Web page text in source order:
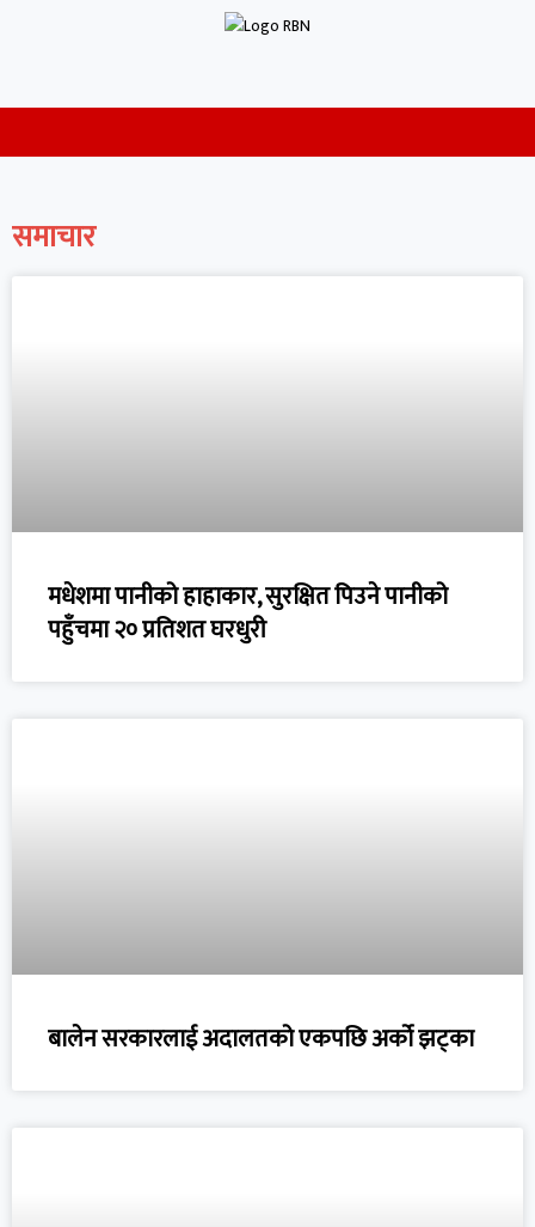
समाचार
मधेशमा पानीको हाहाकार, सुरक्षित पिउने पानीको
पहुँचमा २० प्रतिशत घरधुरी
बालेन सरकारलाई अदालतको एकपछि अर्को झट्का